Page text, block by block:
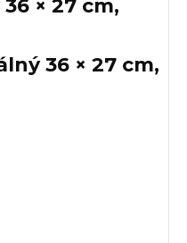
× 27 cm,
36 × 27 cm,